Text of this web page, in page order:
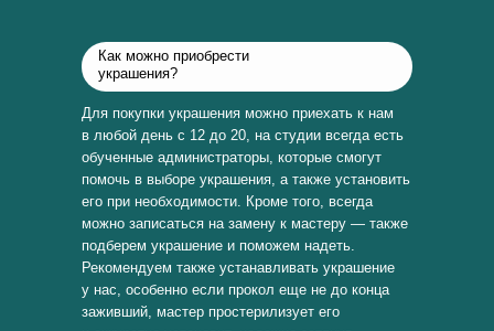
Как можно приобрести
украшения?
Для покупки украшения можно приехать к нам
в любой день с 12 до 20, на студии всегда есть
обученные администраторы, которые смогут
помочь в выборе украшения, а также установить
его при необходимости. Кроме того, всегда
можно записаться на замену к мастеру — также
подберем украшение и поможем надеть.
Рекомендуем также устанавливать украшение
у нас, особенно если прокол еще не до конца
заживший, мастер простерилизует его